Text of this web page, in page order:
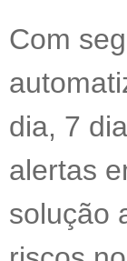
Com
dia, 7
alertas
solução